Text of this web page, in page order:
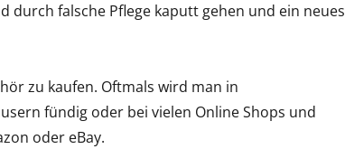
durch falsche Pflege kaputt gehen und ein neues
zu kaufen. Oftmals wird man in
fündig oder bei vielen Online Shops und
oder eBay.